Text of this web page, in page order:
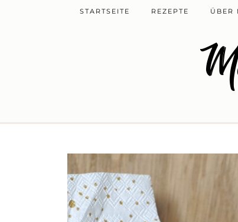
STARTSEITE REZEPTE ÜBER